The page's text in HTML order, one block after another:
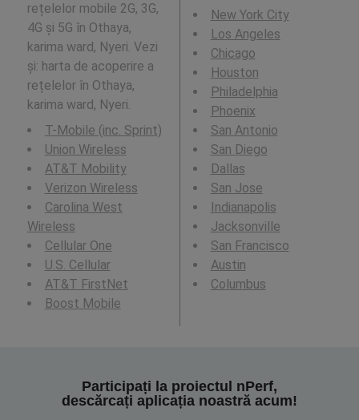
rețelelor mobile 2G, 3G,
4G și 5G în Othaya,
karima ward, Nyeri. Vezi
și: harta de acoperire a
rețelelor în Othaya,
karima ward, Nyeri.
T-Mobile (inc. Sprint)
Union Wireless
AT&T Mobility
Verizon Wireless
Carolina West
Wireless
Cellular One
U.S. Cellular
AT&T FirstNet
Boost Mobile
New York City
Los Angeles
Chicago
Houston
Philadelphia
Phoenix
San Antonio
San Diego
Dallas
San Jose
Indianapolis
Jacksonville
San Francisco
Austin
Columbus
Participați la proiectul nPerf,
descărcați aplicația noastră acum!